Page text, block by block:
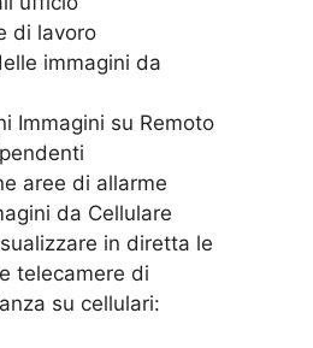
di lavoro
immagini da
Immagini su Remoto
aree di allarme
da Cellulare
in diretta le
telecamere di
su cellulari: